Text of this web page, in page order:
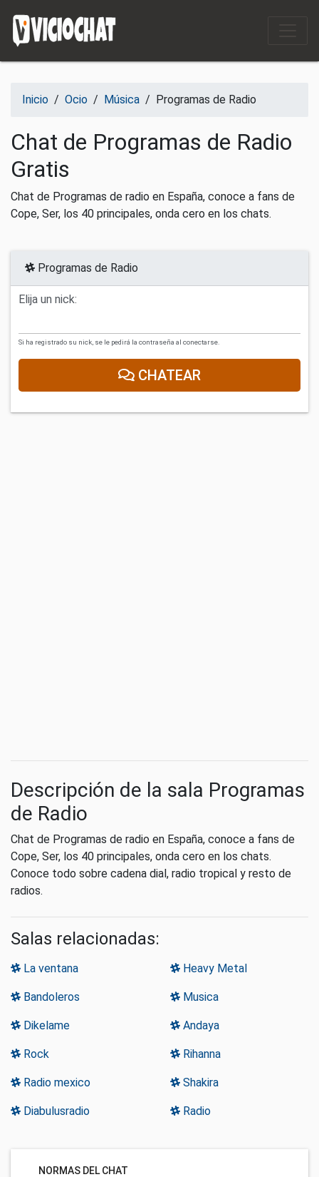
Inicio / Ocio / Música / Programas de Radio
Chat de Programas de Radio
Gratis
Chat de Programas de radio en España, conoce a fans de
Cope, Ser, los 40 principales, onda cero en los chats.
Programas de Radio
Elija un nick:
Si ha registrado su nick, se le pedirá la contraseña al conectarse.
CHATEAR
Descripción de la sala Programas
de Radio
Chat de Programas de radio en España, conoce a fans de
Cope, Ser, los 40 principales, onda cero en los chats.
Conoce todo sobre cadena dial, radio tropical y resto de
radios.
Salas relacionadas:
La ventana Heavy Metal
Bandoleros Musica
Dikelame Andaya
Rock Rihanna
Radio mexico Shakira
Diabulusradio Radio
NORMAS DEL CHAT